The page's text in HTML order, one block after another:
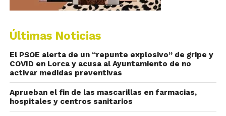
Últimas Noticias
El PSOE alerta de un “repunte explosivo” de gripe y
COVID en Lorca y acusa al Ayuntamiento de no
activar medidas preventivas
Aprueban el fin de las mascarillas en farmacias,
hospitales y centros sanitarios